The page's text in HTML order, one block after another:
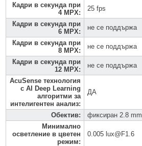
Кадри в секунда при
4 MPX:
25 fps
Кадри в секунда при
6 MPX:
не се поддържа
Кадри в секунда при
8 MPX:
не се поддържа
Кадри в секунда при
12 MPX:
не се поддържа
AcuSense технология
с AI Deep Learning
алгоритми за
интелигентен анализ:
ДА
Обектив:
фиксиран 2.8 mm
Минимално
осветление в цветен
режим:
0.005 lux@F1.6